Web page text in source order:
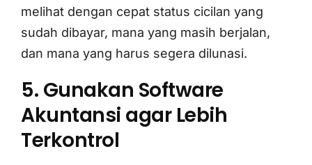
melihat dengan cepat status cicilan yang
sudah dibayar, mana yang masih berjalan,
dan mana yang harus segera dilunasi.
5. Gunakan Software
Akuntansi agar Lebih
Terkontrol